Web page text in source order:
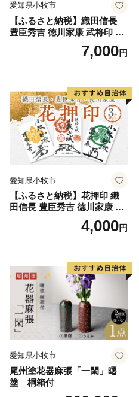
愛知県小牧市
【ふるさと納税】織田信長
豊臣秀吉 徳川家康 武将印 花
押印 6枚 セット イラスト 戦
国 武将 小牧山城 墨絵 龍画師
グッズ 愛知県 小牧市 お取り
寄せ 送料無料
7,000円
愛知県小牧市
【ふるさと納税】花押印 織
田信長 豊臣秀吉 徳川家康 3
枚 セット 戦国 武将 小牧山城
墨絵 龍画師 書道アーティス
牧市 お取り寄せ 送料無料
4,000円
愛知県小牧市
尾州塗花器麻張「一閑」曙
塗 桐箱付